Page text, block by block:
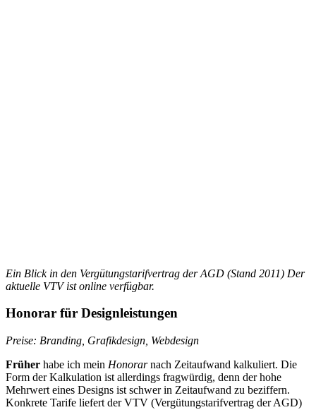
Ein Blick in den Vergütungstarifvertrag der AGD (Stand 2011) Der
aktuelle VTV ist online verfügbar.
Honorar für Designleistungen
Preise: Branding, Grafikdesign, Webdesign
Früher habe ich mein Honorarnach Zeitaufwand kalkuliert. Die
Form der Kalkulation ist allerdings fragwürdig, denn der hohe
Mehrwert eines Designs ist schwer in Zeitaufwand zu beziffern.
Konkrete Tarife liefert der VTV (Vergütungstarifvertrag der AGD)